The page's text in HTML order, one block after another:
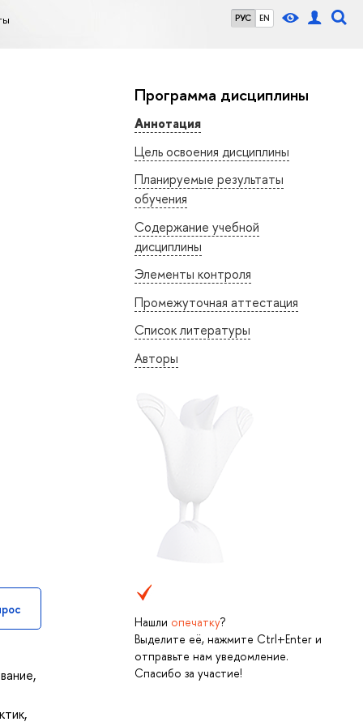
РУС EN
Программа дисциплины
Аннотация
Цель освоения дисциплины
Планируемые результаты
обучения
Содержание учебной
дисциплины
Элементы контроля
Промежуточная аттестация
Список литературы
Авторы
Нашли опечатку?
Выделите её, нажмите Ctrl+Enter и
отправьте нам уведомление.
Спасибо за участие!